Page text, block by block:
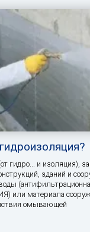
гидро... и изоляция),
зданий и
или материала
омывающей